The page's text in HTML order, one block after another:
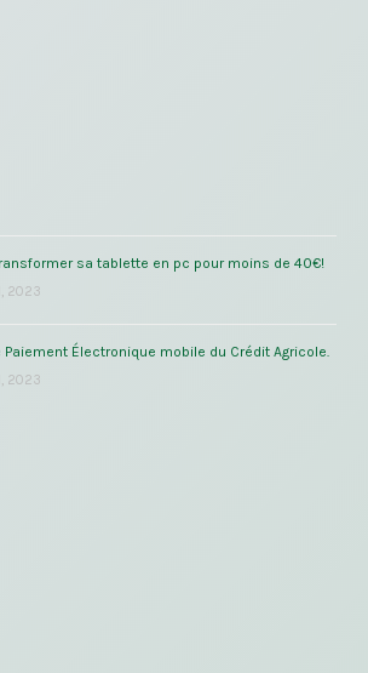
sa tablette en pc pour moins de 40€!
2023
Paiement Électronique mobile du Crédit Agricole.
2023